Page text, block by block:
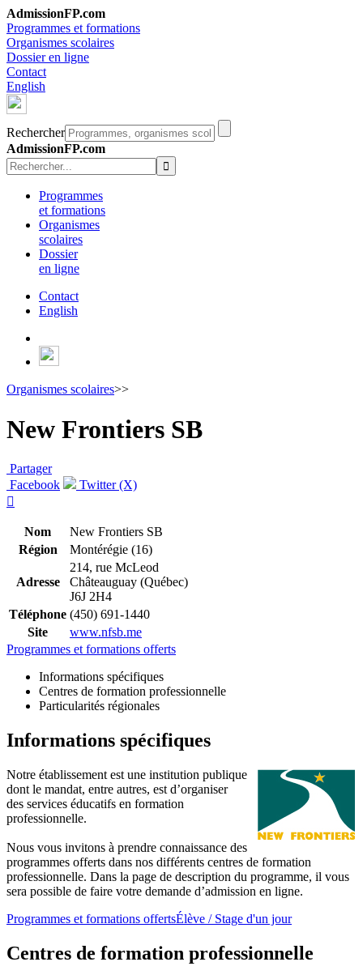
AdmissionFP.com
Programmes et formations
Organismes scolaires
Dossier en ligne
Contact
English
Rechercher
AdmissionFP.com
Programmes
et formations
Organismes
scolaires
Dossier
en ligne
Contact
English
Organismes scolaires>>
New Frontiers SB
Partager
Facebook
Twitter (X)

Nom
New Frontiers SB
Région
Montérégie (16)
Adresse
214, rue McLeod
Châteauguay (Québec)
J6J 2H4
Téléphone (450) 691-1440
Site
www.nfsb.me
Programmes et formations offerts
Informations spécifiques
Centres de formation professionnelle
Particularités régionales
Informations spécifiques
Notre établissement est une institution publique
dont le mandat, entre autres, est d’organiser
des services éducatifs en formation
professionnelle.
Nous vous invitons à prendre connaissance des
programmes offerts dans nos différents centres de formation
professionnelle. Dans la page de description du programme, il vous
sera possible de faire votre demande d’admission en ligne.
Programmes et formations offertsÉlève / Stage d'un jour
Centres de formation professionnelle